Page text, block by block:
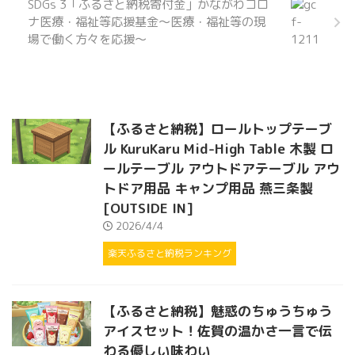
SDGs 3「ふるさと納税寄付金」かながわコロ
ナ医療・福祉等応援基金～医療・福祉等の現
場で働く方々を応援～
【ふるさと納税】ロールトップテーブ
ル KuruKaru Mid-High Table 木製 ロ
ールテーブル アウトドアテーブル アウ
トドア用品 キャンプ用品 燕三条製
[OUTSIDE IN]
2026/4/4
楽天ふるさと納税ランキング
【ふるさと納税】魅惑のちゅうちゅう
アイスセット！佐賀の温かさ一言で伝
わる優しい味わい